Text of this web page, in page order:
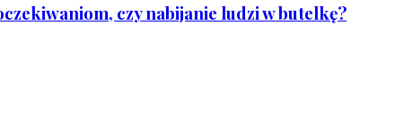
czy nabijanie ludzi w butelkę?